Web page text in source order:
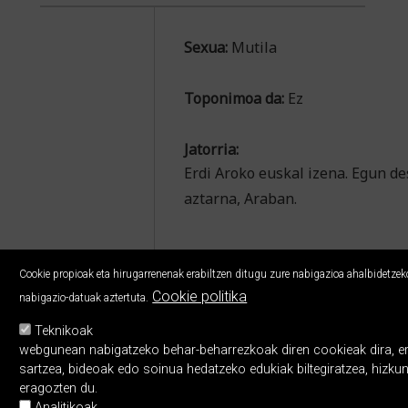
Sexua: Mutila
Toponimoa da: Ez
Jatorria:
Erdi Aroko euskal izena. Egun
aztarna, Araban.
Cookie propioak eta hirugarrenenak erabiltzen ditugu zure nabigazioa
nabigazio-datuak aztertuta.
Cookie politika
Teknikoak
webgunean nabigatzeko behar-beharrezkoak diren cookieak dira,
sartzea, bideoak edo soinua hedatzeko edukiak biltegiratzea,
eragozten du.